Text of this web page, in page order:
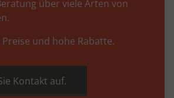
über viele Arten von
und hohe Rabatte.
Kontakt auf.